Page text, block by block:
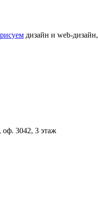
рисуем дизайн и web-дизайн,
оф. 3042, 3 этаж